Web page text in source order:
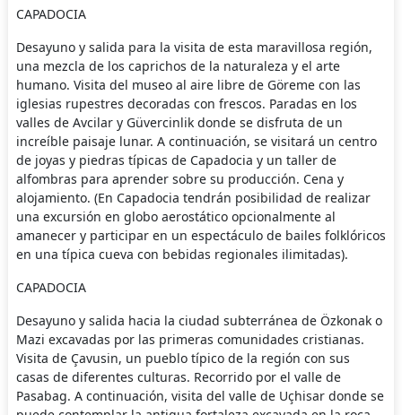
CAPADOCIA
Desayuno y salida para la visita de esta maravillosa región,
una mezcla de los caprichos de la naturaleza y el arte
humano. Visita del museo al aire libre de Göreme con las
iglesias rupestres decoradas con frescos. Paradas en los
valles de Avcilar y Güvercinlik donde se disfruta de un
increíble paisaje lunar. A continuación, se visitará un centro
de joyas y piedras típicas de Capadocia y un taller de
alfombras para aprender sobre su producción. Cena y
alojamiento. (En Capadocia tendrán posibilidad de realizar
una excursión en globo aerostático opcionalmente al
amanecer y participar en un espectáculo de bailes folklóricos
en una típica cueva con bebidas regionales ilimitadas).
CAPADOCIA
Desayuno y salida hacia la ciudad subterránea de Özkonak o
Mazi excavadas por las primeras comunidades cristianas.
Visita de Çavusin, un pueblo típico de la región con sus
casas de diferentes culturas. Recorrido por el valle de
Pasabag. A continuación, visita del valle de Uçhisar donde se